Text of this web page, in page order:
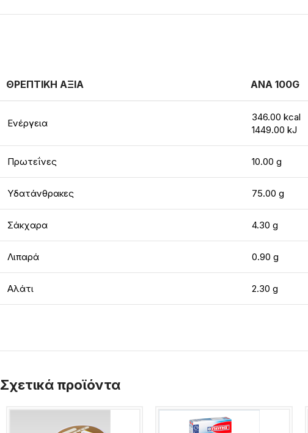
ΘΡΕΠΤΙΚΗ ΑΞΙΑ ΑΝΑ 100G
Ενέργεια
346.00 kcal
1449.00 kJ
Πρωτεΐνες 10.00 g
Υδατάνθρακες 75.00 g
Σάκχαρα 4.30 g
Λιπαρά 0.90 g
Αλάτι 2.30 g
Σχετικά προϊόντα